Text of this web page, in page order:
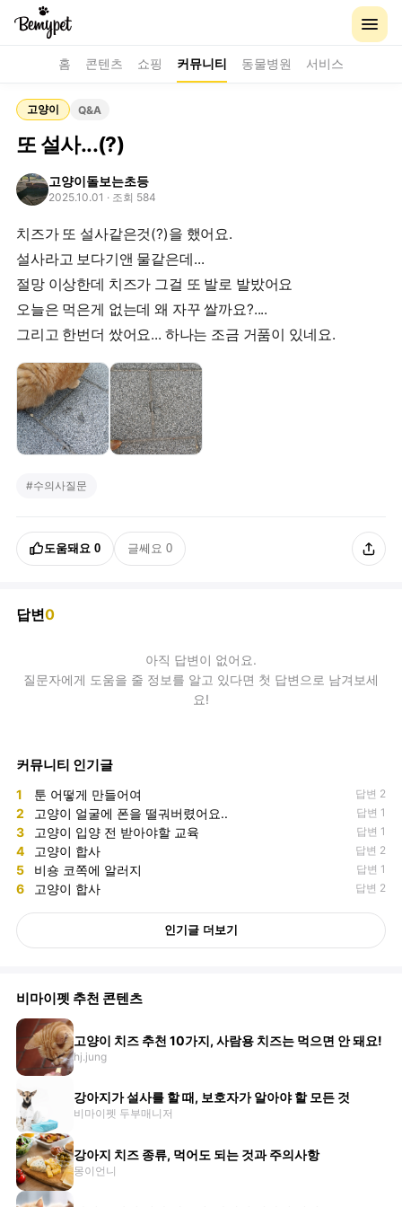
홈 콘텐츠 쇼핑 커뮤니티 동물병원 서비스
고양이 Q&A
또 설사...(?)
고양이돌보는초등
2025.10.01 · 조회 584
치즈가 또 설사같은것(?)을 했어요.
설사라고 보다기앤 물같은데...
절망 이상한데 치즈가 그걸 또 발로 발밨어요
오늘은 먹은게 없는데 왜 자꾸 쌀까요?....
그리고 한번더 쌌어요... 하나는 조금 거품이 있네요.
#수의사질문
도움돼요 0 글쎄요 0
답변0
아직 답변이 없어요.
질문자에게 도움을 줄 정보를 알고 있다면 첫 답변으로 남겨보세
요!
커뮤니티 인기글
1 툰 어떻게 만들어여 답변 2
2 고양이 얼굴에 폰을 떨궈버렸어요.. 답변 1
3 고양이 입양 전 받아야할 교육 답변 1
4 고양이 합사 답변 2
5 비숑 코쪽에 알러지 답변 1
6 고양이 합사 답변 2
인기글 더보기
비마이펫 추천 콘텐츠
고양이 치즈 추천 10가지, 사람용 치즈는 먹으면 안 돼요!
hj.jung
강아지가 설사를 할 때, 보호자가 알아야 할 모든 것
비마이펫 두부매니저
강아지 치즈 종류, 먹어도 되는 것과 주의사항
몽이언니